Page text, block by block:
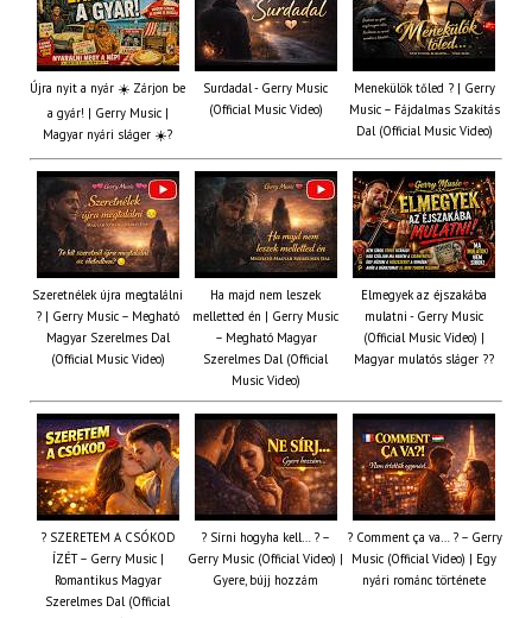
Újra nyit a nyár ☀️ Zárjon be
a gyár! | Gerry Music |
Magyar nyári sláger ☀️?
Surdadal - Gerry Music
(Official Music Video)
Menekülök tőled ? | Gerry
Music – Fájdalmas Szakítás
Dal (Official Music Video)
Szeretnélek újra megtalálni
? | Gerry Music – Megható
Magyar Szerelmes Dal
(Official Music Video)
Ha majd nem leszek
melletted én | Gerry Music
– Megható Magyar
Szerelmes Dal (Official
Music Video)
Elmegyek az éjszakába
mulatni - Gerry Music
(Official Music Video) |
Magyar mulatós sláger ??
? SZERETEM A CSÓKOD
ÍZÉT – Gerry Music |
Romantikus Magyar
Szerelmes Dal (Official
? Sírni hogyha kell… ? –
Gerry Music (Official Video) |
Gyere, bújj hozzám
? Comment ça va… ? – Gerry
Music (Official Video) | Egy
nyári románc története